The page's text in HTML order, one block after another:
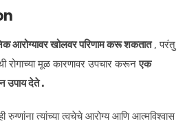
आरोग्यावर खोलवर परिणाम करू शकतात, परंतु
रोगाच्या मूळ कारणावर उपचार करूनएक
उपाय देते .
रुग्णांना त्यांच्या त्वचेचे आरोग्य आणि आत्मविश्वास